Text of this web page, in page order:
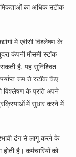
का अधिक सटीक
में एबीसी विश्लेषण के
कंपनी मौसमी स्टॉक
है, यह सुनिश्चित
रूप से स्टॉक किए
विश्लेषण के प्रति अपने
में सुधार करने में
ढंग से लागू करने के
है। कर्मचारियों को